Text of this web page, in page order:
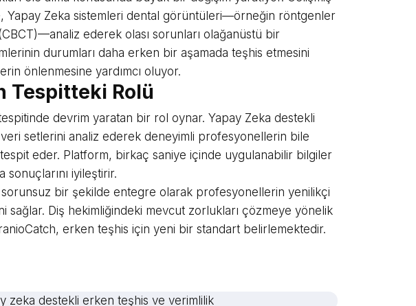
Yapay Zeka sistemleri dental görüntüleri—örneğin röntgenler
ederek olası sorunları olağanüstü bir
durumları daha erken bir aşamada teşhis etmesini
önlenmesine yardımcı oluyor.
Tespitteki Rolü
devrim yaratan bir rol oynar. Yapay Zeka destekli
setlerini analiz ederek deneyimli profesyonellerin bile
eder. Platform, birkaç saniye içinde uygulanabilir bilgiler
sonuçlarını iyileştirir.
bir şekilde entegre olarak profesyonellerin yenilikçi
sağlar. Diş hekimliğindeki mevcut zorlukları çözmeye yönelik
erken teşhis için yeni bir standart belirlemektedir.